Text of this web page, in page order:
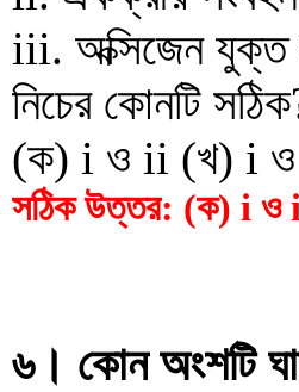
iii. অক্সিজেন
নিচের কোনটি
(ক) i ও ii (খ) i
সঠিক উত্তর: (ক) i ও
৬। কোন অংশটি